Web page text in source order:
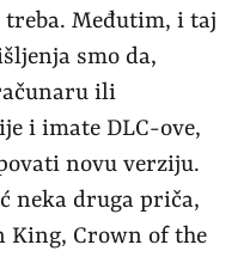
Međutim, i taj
smo da,
ili
i imate DLC-ove,
novu verziju.
neka druga priča,
King, Crown of the